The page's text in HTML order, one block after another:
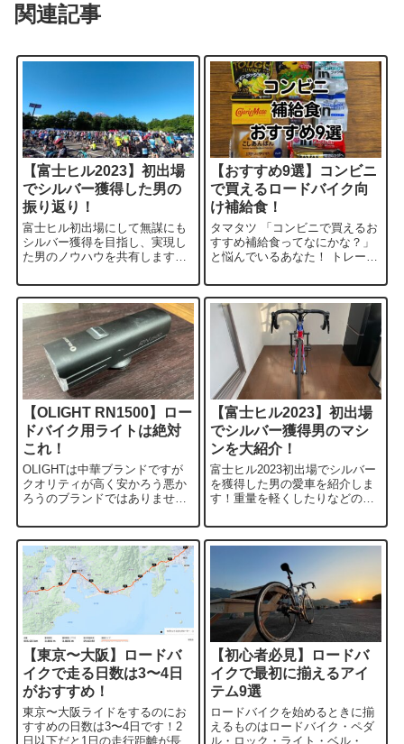
関連記事
【富士ヒル2023】初出場
でシルバー獲得した男の
振り返り！
富士ヒル初出場にして無謀にも
シルバー獲得を目指し、実現し
た男のノウハウを共有します！
ールまでの振り返りの内容で
す。今後シルバーを狙ってる方
の参考になれば嬉しいです！
【おすすめ9選】コンビニ
で買えるロードバイク向
け補給食！
タマタツ 「コンビニで買えるお
すすめ補給食ってなにかな？」
と悩んでいるあなた！ トレーニ
らないタマタツがおすすめ補給
食を解説します！ この記事の内
容が対象となるのは以下の...
【OLIGHT RN1500】ロー
ドバイク用ライトは絶対
これ！
OLIGHTは中華ブランドですが
クオリティが高く安かろう悪か
ろうのブランドではありませ
ランタイムが長くて光量も充分
なためコスパ最強なロードバイ
ク用ライトです！
【富士ヒル2023】初出場
でシルバー獲得男のマシ
ンを大紹介！
富士ヒル2023初出場でシルバー
を獲得した男の愛車を紹介しま
す！重量を軽くしたりなどの圧
ん！とにかく安く、自分で組み
上げられる範囲でパーツをかき
【東京〜大阪】ロードバ
イクで走る日数は3〜4日
がおすすめ！
東京〜大阪ライドをするのにお
すすめの日数は3〜4日です！2
日以下だと1日の走行距離が長く
【初心者必見】ロードバ
イクで最初に揃えるアイ
テム9選
ロードバイクを始めるときに揃
えるものはロードバイク・ペダ
ル・ロック・ライト・ベル・ボ